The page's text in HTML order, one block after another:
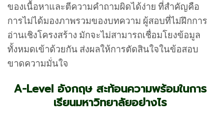
ของเนื้อหาและตีความคำถามผิดได้ง่าย ที่สำคัญคือ
การไม่ได้มองภาพรวมของบทความ ผู้สอบที่ไม่ฝึกการ
อ่านเชิงโครงสร้าง มักจะไม่สามารถเชื่อมโยงข้อมูล
ทั้งหมดเข้าด้วยกัน ส่งผลให้การตัดสินใจในข้อสอบ
ขาดความมั่นใจ
A-Level อังกฤษ สะท้อนความพร้อมในการ
เรียนมหาวิทยาลัยอย่างไร